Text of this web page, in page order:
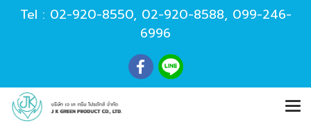
Tel : 02-920-8550, 02-920-8588, 099-246-
6996